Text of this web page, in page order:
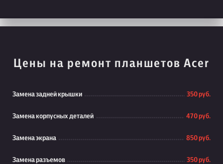
Цены на ремонт планшетов Acer
Замена задней крышки 350 руб.
Замена корпусных деталей 470 руб.
Замена экрана 850 руб.
Замена разъемов 350 руб.